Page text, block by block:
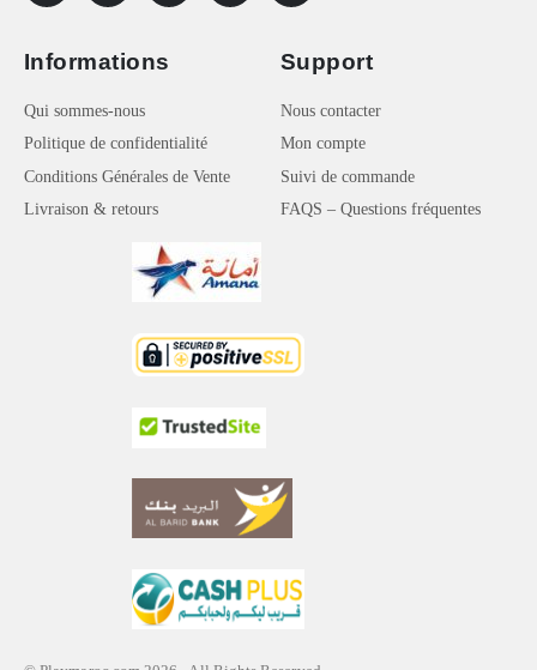
Informations
Qui sommes-nous
Politique de confidentialité
Conditions Générales de Vente
Livraison & retours
Support
Nous contacter
Mon compte
Suivi de commande
FAQS – Questions fréquentes